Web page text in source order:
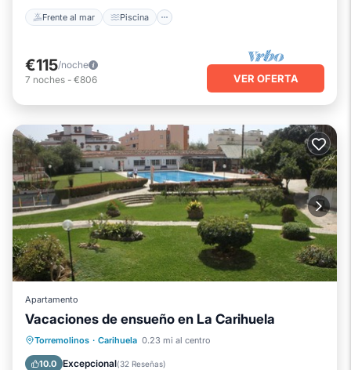
Frente al mar Piscina
€115/noche
7 noches - €806 VER OFERTA
Apartamento
Vacaciones de ensueño en La Carihuela
Torremolinos · Carihuela 0.23 mi al centro
10.0 Excepcional(32 Reseñas)
Frente al mar Piscina
Balcón/Terraza